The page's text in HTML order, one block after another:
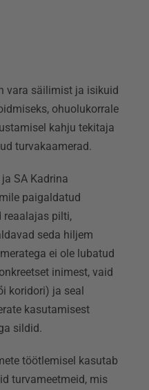
vara säilimist ja isikuid
ohuolukorrale
kahju tekitaja
turvakaamerad.
SA Kadrina
paigaldatud
reaalajas pilti,
seda hiljem
ei ole lubatud
inimest, vaid
koridori) ja seal
kasutamisest
sildid.
töötlemisel kasutab
turvameetmeid, mis